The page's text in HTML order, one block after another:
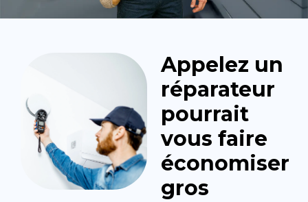
Appelez un
réparateur
pourrait
vous faire
économiser
gros